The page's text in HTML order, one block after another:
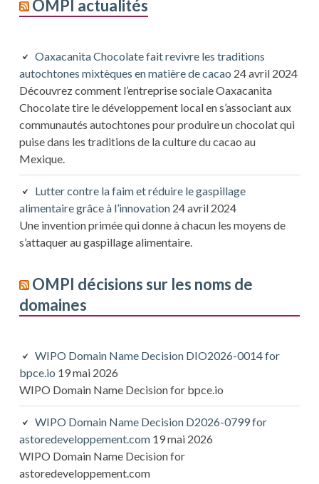
OMPI actualités
Oaxacanita Chocolate fait revivre les traditions
autochtones mixtèques en matière de cacao 24 avril 2024
Découvrez comment l’entreprise sociale Oaxacanita
Chocolate tire le développement local en s’associant aux
communautés autochtones pour produire un chocolat qui
puise dans les traditions de la culture du cacao au
Mexique.
Lutter contre la faim et réduire le gaspillage
alimentaire grâce à l’innovation 24 avril 2024
Une invention primée qui donne à chacun les moyens de
s’attaquer au gaspillage alimentaire.
OMPI décisions sur les noms de
domaines
WIPO Domain Name Decision DIO2026-0014 for
bpce.io 19 mai 2026
WIPO Domain Name Decision for bpce.io
WIPO Domain Name Decision D2026-0799 for
astoredeveloppement.com 19 mai 2026
WIPO Domain Name Decision for
astoredeveloppement.com